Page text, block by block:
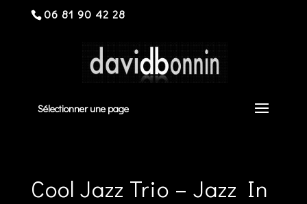
06 81 90 42 28
Sélectionner une page
Cool Jazz Trio – Jazz In